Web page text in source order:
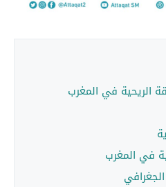
الريحية في المغرب
في المغرب